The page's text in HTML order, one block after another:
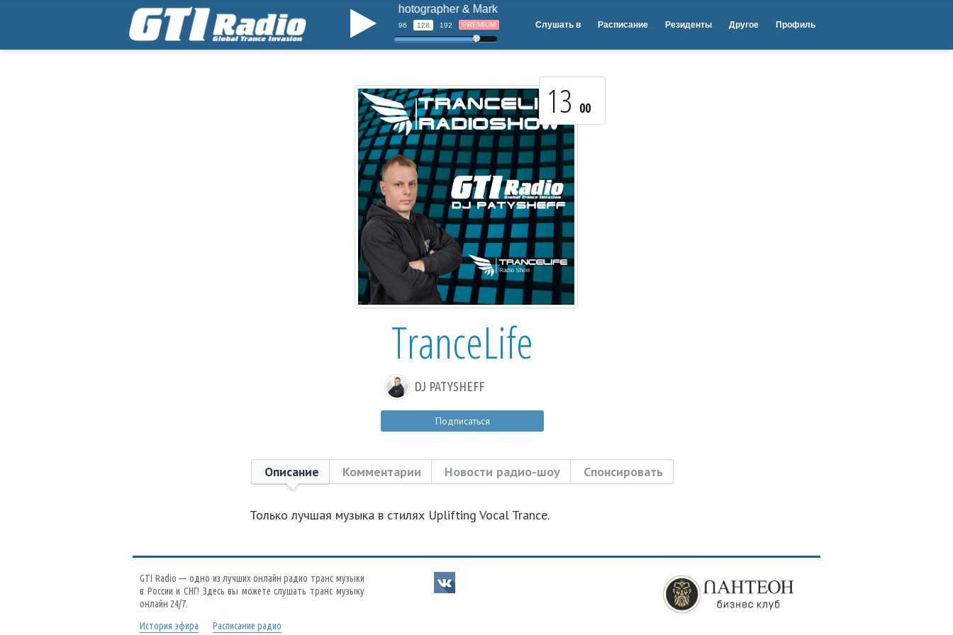
Photographer & Mark Sherry Ft. Clare Stagg - How Can I Rebound?! (Dave Correa Mashup)
b 96 128 192 PREMIUM Слушать в Расписание Резиденты Другое Профиль
13 00
TranceLife
DJ PATYSHEFF
Подписаться
Описание Комментарии Новости радио-шоу Спонсировать
Только лучшая музыка в стилях Uplifting Vocal Trance.
GTI Radio — одно из лучших онлайн радио транс музыки
в России и СНГ! Здесь вы можете слушать транс музыку
онлайн 24/7.
История эфира
Расписание радио